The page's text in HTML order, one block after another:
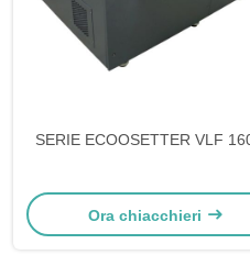
SERIE ECOOSETTER VLF
Ora chiacchieri